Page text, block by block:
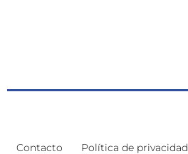
Contacto Política de privacidad